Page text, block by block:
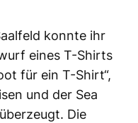
konnte ihr
eines T-Shirts
für ein T-Shirt“,
und der Sea
Die